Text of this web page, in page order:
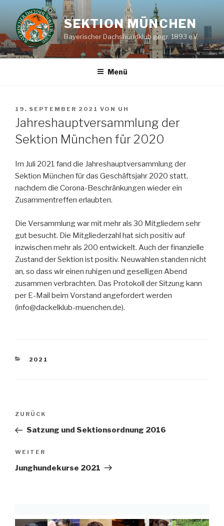
Inhalt
springen
SEKTION MÜNCHEN
Bayerischer Dachshundklub gegr. 1893 e.V.
Menü
VERÖFFENTLICHT
AM
19. SEPTEMBER 2021 VON UH
Jahreshauptversammlung der
Sektion München für 2020
Im Juli 2021 fand die Jahreshauptversammlung der
Sektion München für das Geschäftsjahr 2020 statt,
nachdem die Corona-Beschränkungen wieder ein
Zusammentreffen erlaubten.
Die Versammlung war mit mehr als 30 Mitgliedern sehr
gut besucht. Die Mitgliederzahl hat sich positiv auf
inzwischen mehr als 200 entwickelt. Auch der finanzielle
Zustand der Sektion ist positiv. Neuwahlen standen nicht
an, so dass wir einen ruhigen und geselligen Abend
zusammen verbrachten. Das Protokoll der Sitzung kann
per E-Mail beim Vorstand angefordert werden
(info@dackelklub-muenchen.de).
KATEGORIEN
2021
Beitragsnavigation
Vorheriger
Beitrag
ZURÜCK
Satzung und Sektionsordnung 2016
Nächster
Beitrag
WEITER
Junghundekurse 2021